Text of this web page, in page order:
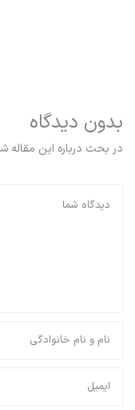
بدون دیدگاه
در بحث درباره این مقاله